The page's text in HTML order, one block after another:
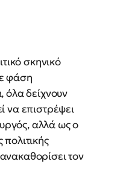
σκηνικό
φάση
όλα δείχνουν
να επιστρέψει
αλλά ως ο
τον